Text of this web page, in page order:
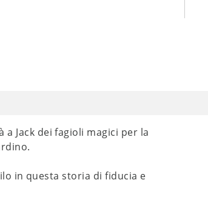
Jack dei fagioli magici per la
in questa storia di fiducia e